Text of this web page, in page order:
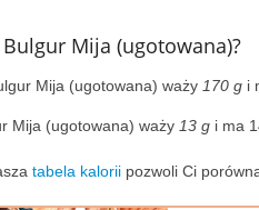
Bulgur Mija (ugotowana)?
Mija (ugotowana) waży 170 g i
Mija (ugotowana) waży 13 g i ma
tabela kalorii pozwoli Ci